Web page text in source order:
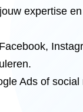
expertise
Ads of